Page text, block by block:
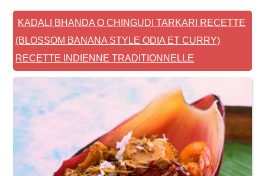
KADALI BHANDA O CHINGUDI TARKARI RECETTE
(BLOSSOM BANANA STYLE ODIA ET CURRY)
RECETTE INDIENNE TRADITIONNELLE